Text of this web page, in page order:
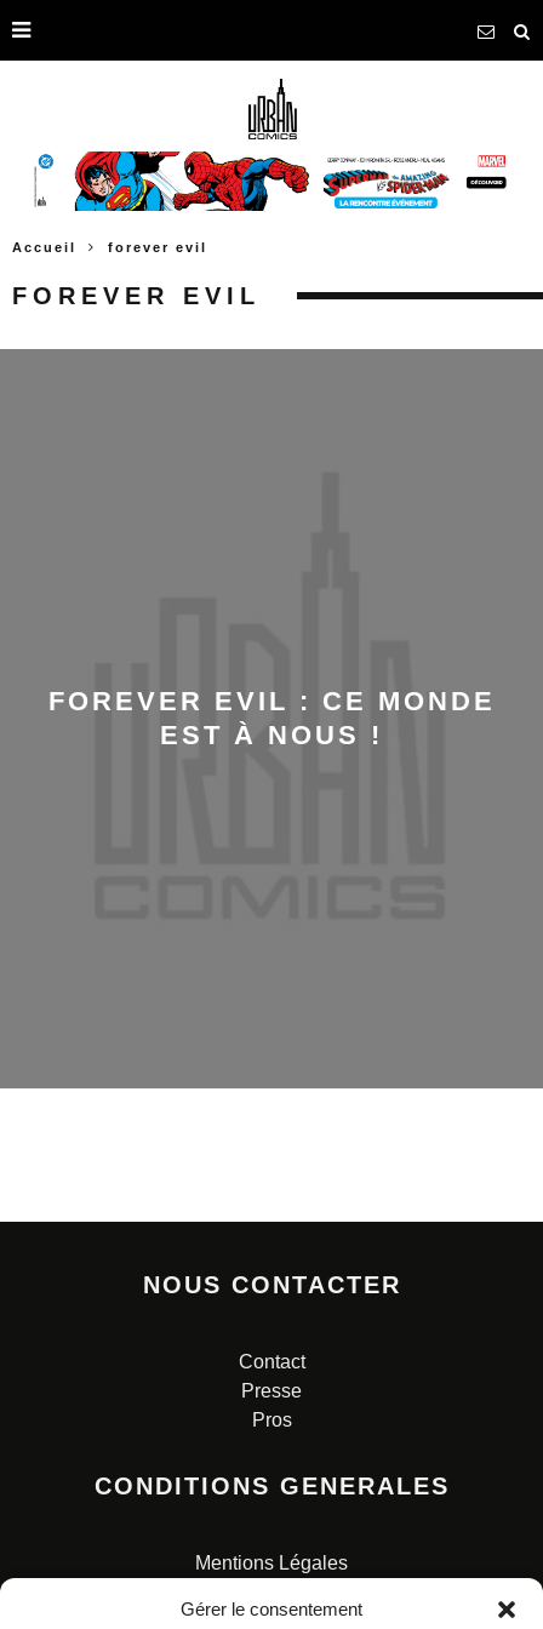
Gérer le consentement
Accueil forever evil
FOREVER EVIL
FOREVER EVIL : CE MONDE
EST À NOUS !
NOUS CONTACTER
Contact
Presse
Pros
CONDITIONS GENERALES
Mentions Légales
Charte pour la protection des données personnelles